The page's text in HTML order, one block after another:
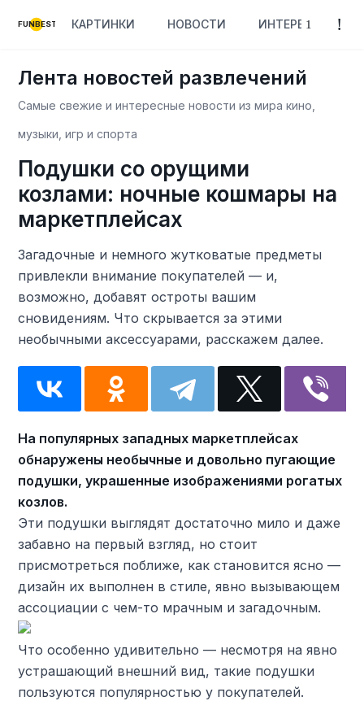
FUNBEST КАРТИНКИ НОВОСТИ ИНТЕРЕСНОЕ
Лента новостей развлечений
Самые свежие и интересные новости из мира кино,
музыки, игр и спорта
Подушки со орущими
козлами: ночные кошмары на
маркетплейсах
Загадочные и немного жутковатые предметы
привлекли внимание покупателей — и,
возможно, добавят остроты вашим
сновидениям. Что скрывается за этими
необычными аксессуарами, расскажем далее.
На популярных западных маркетплейсах
обнаружены необычные и довольно пугающие
подушки, украшенные изображениями рогатых
козлов.
Эти подушки выглядят достаточно мило и даже
забавно на первый взгляд, но стоит
присмотреться поближе, как становится ясно —
дизайн их выполнен в стиле, явно вызывающем
ассоциации с чем-то мрачным и загадочным.
Что особенно удивительно — несмотря на явно
устрашающий внешний вид, такие подушки
пользуются популярностью у покупателей.